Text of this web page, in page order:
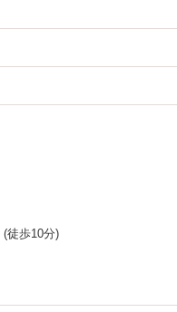
(徒歩10分)